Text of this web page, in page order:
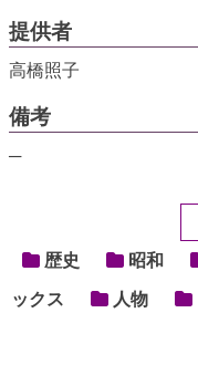
提供者
高橋照子
備考
─
歴史
昭和
ックス
人物